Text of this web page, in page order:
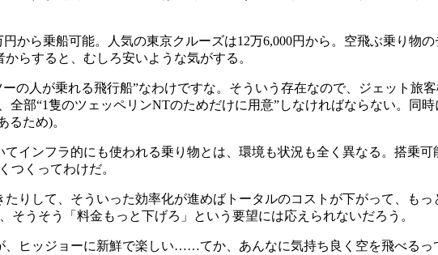
円から乗船可能。人気の東京クルーズは12万6,000円から。空飛ぶ乗り物
らすると、むしろ安いような気がする。
の人が乗れる飛行船”なわけですな。そういう存在なので、ジェット旅
部“1隻のツェッペリンNTのためだけに用意”しなければならない。同
るため)。
インフラ的にも使われる乗り物とは、環境も状況も全く異なる。搭乗
つくってわけだ。
りして、そういった効率化が進めばトータルのコストが下がって、も
そうそう「料金もっと下げろ」という要望には応えられないだろう。
ヒッジョーに新鮮で楽しい……てか、あんなに気持ち良く空を飛べるっ